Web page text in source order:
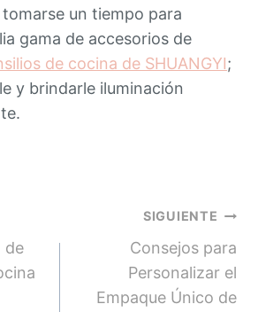
un tiempo para
gama de accesorios de
de cocina de SHUANGYI;
y brindarle iluminación
de
SIGUIENTE
Consejos para
Personalizar el
Empaque Único de